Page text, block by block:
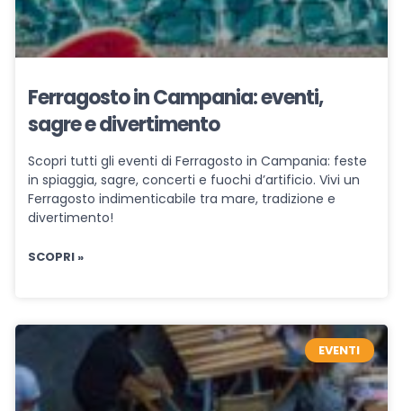
Ferragosto in Campania: eventi,
sagre e divertimento
Scopri tutti gli eventi di Ferragosto in Campania: feste
in spiaggia, sagre, concerti e fuochi d’artificio. Vivi un
Ferragosto indimenticabile tra mare, tradizione e
divertimento!
SCOPRI »
EVENTI